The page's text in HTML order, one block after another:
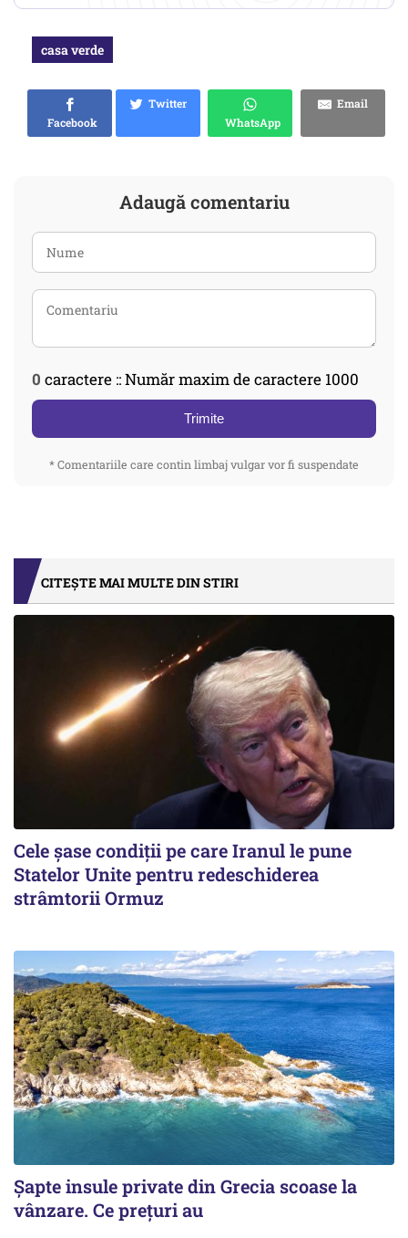
casa verde
Facebook
Twitter
WhatsApp
Email
Adaugă comentariu
0 caractere :: Număr maxim de caractere 1000
Trimite
* Comentariile care contin limbaj vulgar vor fi suspendate
CITEȘTE MAI MULTE DIN STIRI
Cele șase condiții pe care Iranul le pune
Statelor Unite pentru redeschiderea
strâmtorii Ormuz
Șapte insule private din Grecia scoase la
vânzare. Ce prețuri au